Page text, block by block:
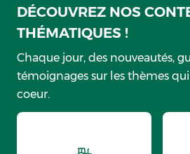
DÉCOUVREZ NOS
THÉMATIQUES !
Chaque jour, des nouveautés,
témoignages sur les thèmes
coeur.